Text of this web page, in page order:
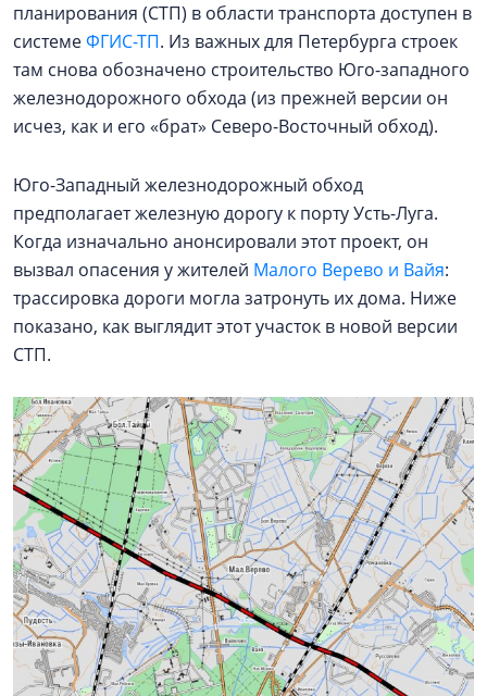
планирования (СТП) в области транспорта доступен в
системеФГИС-ТП. Из важных для Петербурга строек
там снова обозначено строительство Юго-западного
железнодорожного обхода (из прежней версии он
исчез, как и его «брат» Северо-Восточный обход).
Юго-Западный железнодорожный обход
предполагает железную дорогу к порту Усть-Луга.
Когда изначально анонсировали этот проект, он
вызвал опасения у жителей Малого Верево и Вайя:
трассировка дороги могла затронуть их дома. Ниже
показано, как выглядит этот участок в новой версии
СТП.